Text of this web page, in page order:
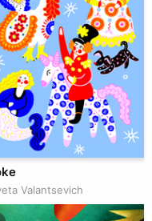
Valantsevich